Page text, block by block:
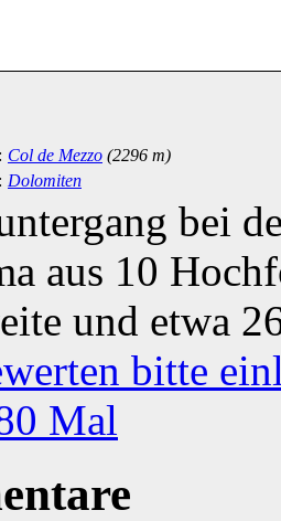
Col de Mezzo (2296 m)
Dolomiten
bei
aus 10
und etwa
bitte
Mal